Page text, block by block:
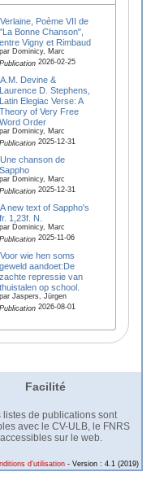
Verlaine, Poème VII de
"La Bonne Chanson",
entre Vigny et Rimbaud
par Dominicy, Marc
Publication2026-02-25
A.M. Devine &
Laurence D. Stephens,
Latin Elegiac Verse: A
Theory of Very Free
Word Order
par Dominicy, Marc
Publication2025-12-31
Une chanson de
Sappho
par Dominicy, Marc
Publication2025-12-31
A new text of Sappho's
fr. 1,23f. N.
par Dominicy, Marc
Publication2025-11-06
Voor wie hen soms
geweld aandoet:De
zachte repressie van
thuistalen op school.
par Jaspers, Jürgen
Publication2026-08-01
Facilité
listes de publications sont
avec le CV-ULB, le FNRS
sur le web.
d'utilisation - Version : 4.1 (2019)